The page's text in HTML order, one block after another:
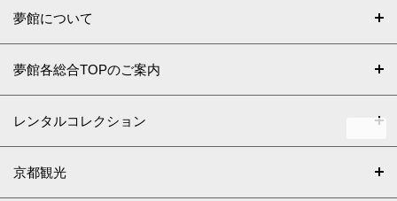
夢館について
夢館各総合TOPのご案内
レンタルコレクション
京都観光